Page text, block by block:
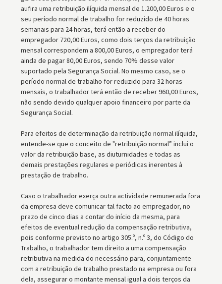
aufira uma retribuição ilíquida mensal de 1.200,00 Euros e o
seu período normal de trabalho for reduzido de 40 horas
semanais para 24 horas, terá então a receber do
empregador 720,00 Euros, como dois terços da retribuição
mensal correspondem a 800,00 Euros, o empregador terá
ainda de pagar 80,00 Euros, sendo 70% desse valor
suportado pela Segurança Social. No mesmo caso, se o
período normal de trabalho for reduzido para 32 horas
mensais, o trabalhador terá então de receber 960,00 Euros,
não sendo devido qualquer apoio financeiro por parte da
Segurança Social.
Para efeitos de determinação da retribuição normal ilíquida,
entende-se que o conceito de "retribuição normal” inclui o
valor da retribuição base, as diuturnidades e todas as
demais prestações regulares e periódicas inerentes à
prestação de trabalho.
Caso o trabalhador exerça outra actividade remunerada fora
da empresa deve comunicar tal facto ao empregador, no
prazo de cinco dias a contar do início da mesma, para
efeitos de eventual redução da compensação retributiva,
pois conforme previsto no artigo 305.º, n.º 3, do Código do
Trabalho, o trabalhador tem direito a uma compensação
retributiva na medida do necessário para, conjuntamente
com a retribuição de trabalho prestado na empresa ou fora
dela, assegurar o montante mensal igual a dois terços da